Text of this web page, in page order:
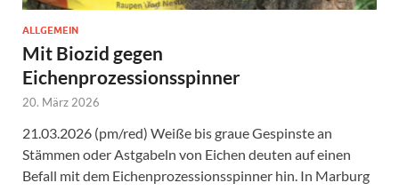
ALLGEMEIN
Mit Biozid gegen
Eichenprozessionsspinner
20. März 2026
21.03.2026 (pm/red) Weiße bis graue Gespinste an
Stämmen oder Astgabeln von Eichen deuten auf einen
Befall mit dem Eichenprozessionsspinner hin. In Marburg